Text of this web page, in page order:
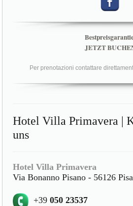
JETZT
Per prenotazioni contattare
Hotel Villa Primavera |
uns
Hotel Villa Primavera
Via Bonanno Pisano - 56126
+39050 23537